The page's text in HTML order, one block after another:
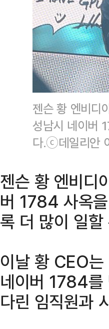
젠슨 황 엔비디
성남시 네이버
다.ⓒ데일리안
젠슨 황 엔비디
버 1784 사옥
록 더 많이 일
이날 황 CEO는
네이버 1784를
다린 임직원과